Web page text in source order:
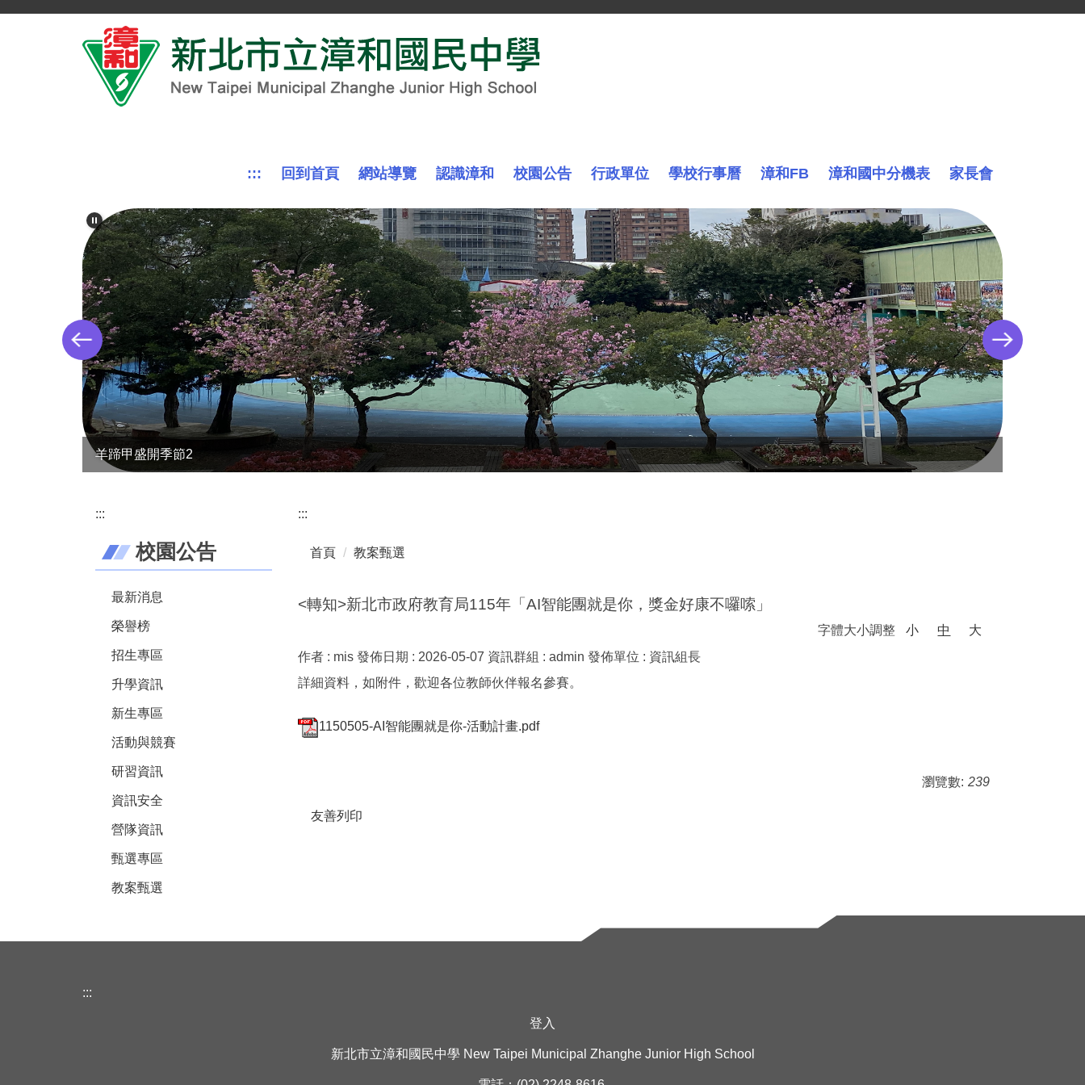
::: 回到首頁 網站導覽 認識漳和 校園公告 行政單位 學校行事曆 漳和FB 漳和國中分機表 家長會
羊蹄甲盛開季節2
:::
校園公告
最新消息
榮譽榜
招生專區
升學資訊
新生專區
活動與競賽
研習資訊
資訊安全
營隊資訊
甄選專區
教案甄選
:::
首頁 教案甄選
<轉知>新北市政府教育局115年「AI智能團就是你，獎金好康不囉嗦」
字體大小調整 小 中
大
作者 : mis 發佈日期 : 2026-05-07 資訊群組 : admin 發佈單位 : 資訊組長
詳細資料，如附件，歡迎各位教師伙伴報名參賽。
1150505-AI智能團就是你-活動計畫.pdf
瀏覽數: 239
友善列印
:::
登入
新北市立漳和國民中學 New Taipei Municipal Zhanghe Junior High School